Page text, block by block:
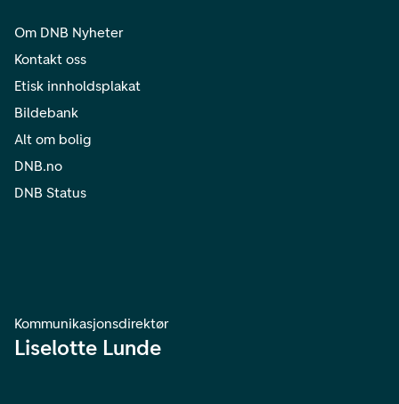
Om DNB Nyheter
Kontakt oss
Etisk innholdsplakat
Bildebank
Alt om bolig
DNB.no
DNB Status
Kommunikasjonsdirektør
Liselotte Lunde